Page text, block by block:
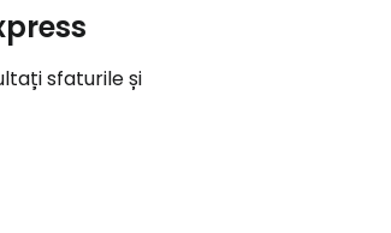
sfaturile și